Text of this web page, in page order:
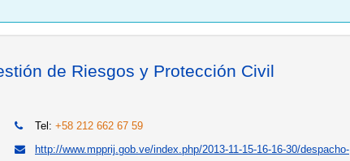
de Riesgos y Protección Civil
Tel: +58 212 662 67 59
http://www.mpprij.gob.ve/index.php/2013-11-15-16-16-30/despacho-